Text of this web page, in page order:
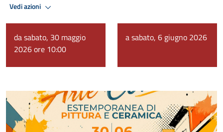
Vedi azioni
da sabato, 30 maggio
2026 ore 10:00
a sabato, 6 giugno 2026